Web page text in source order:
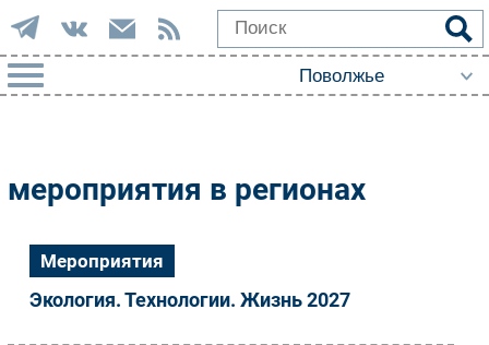
Импорто­замещение
Автоматизация Промышленности
Интернет
Мобильная связь
Фиксированная связь
мероприятия в регионах
Мероприятия
Экология. Технологии. Жизнь 2027